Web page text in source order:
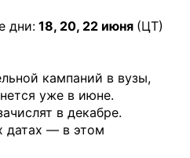
дни: 18, 20, 22 июня (ЦТ)
кампаний в вузы,
уже в июне.
в декабре.
датах — в этом